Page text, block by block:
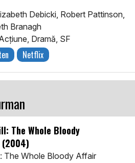
Debicki, Robert Pattinson,
Branagh
Dramă, SF
Netflix
The Whole Bloody
The Whole Bloody Affair